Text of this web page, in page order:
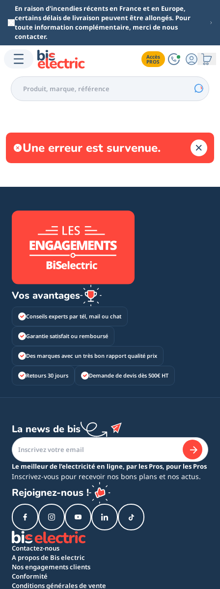
Aller au contenu principal
En raison d'incendies récents en France et en Europe,
certains délais de livraison peuvent être allongés. Pour
toute information complémentaire, merci de nous
contacter.
Accès
PROS
Une erreur est survenue.
Vos avantages
Conseils experts par tél, mail ou chat
Garantie satisfait ou remboursé
Des marques avec un très bon rapport qualité prix
Retours 30 jours Demande de devis dès 500€ HT
La news de bis
Le meilleur de l’electricité en ligne, par les Pros, pour les Pros
Inscrivez-vous pour recevoir nos bons plans et nos actus.
Rejoignez-nous !
Contactez-nous
A propos de Bis electric
Nos engagements clients
Conformité
Conditions générales de vente